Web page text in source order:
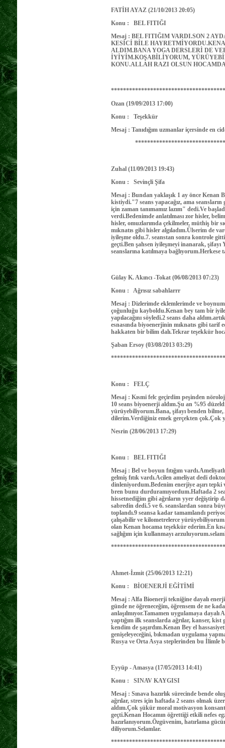
FATİH AYAZ (21/10/2013 20:05)
Konu : BEL FITIĞI
Mesaj : BEL FITIĞIM VARDI.SON 2
KESİCİ BİLE
ALDIM.BANA YOGA DERSLERİ DE
İYİYİM.KOŞABİLİYORUM,
KONU.ALLAH RAZI OLSUN
Ozan (19/09/2013 17:00)
Konu : Teşekkür
Mesaj : Tanıdığım uzmanlar içersinde en
Zuhal (11/09/2013 19:43)
Konu : Sevinçli Şifa
Mesaj : Bundan yaklaşık 1 ay önce Kenan
kistiydi."7 seans yapacağız, ama
için zaman tanımamız lazım" dedi.Ve
verdi.Bedenimde anlatılması zor hisler,
hisler, omuzlarımda çekilmeler, müthiş bir
mıknatıs gibi hisler algıladım.Ülserim de
iyileşme oldu.7. seanstan sonra kontrole
geçti.Ben şahsen iyileşmeyi inanarak,
seanslarına katılmaya
Gülay K. Akıncı -Tokat (06/08/2013 07:23)
Konu : Ağrısız sabahlarrr
Mesaj : Dizlerimde eklemlerimde ve
çoğunluğu kayboldu.Kenan bey tam bir
yapılacağını söyledi.2 seans daha
esnasında biyoenerjinin mıknatıs gibi tarif
hakkaten bir bilim dalı.Tekrar
Şaban Ersoy (03/08/2013 03:29)
Konu : FELÇ
Mesaj : Kısmi felc geçirdim peşinden
10 seans biyoenerji aldım.Şu an %95
yürüyebiliyorum.Bana, şifayı benden
dilerim.Verdiğiniz emek gerçekten çok.Çok
Nesrin (28/06/2013 17:29)
Konu : BEL FITIĞI
Mesaj : Bel ve boyun fıtığım
gelmiş fıtık vardı.Acilen ameliyat dedi
dinleniyordum.Bedenim enerjiye aşırı
bren bunu durduramıyordum.Haftada 2
hissetnediğim gibi ağrıların yyer değiştirip
sabredin dedi.5 ve 6. seanslardan sonra
toplandı.9 seansa kadar tamamlandı
çalışabilir ve kilometrelerce
olan Kenan hocama teşekkür ederim.En
sağlığım için kullanmayı
Ahmet-İzmit (25/06/2013 12:21)
Konu : BİOENERJİ EĞİTİMİ
Mesaj : Alfa Bioenerji tekniğine dayalı
günde ne öğreneceğim, öğrensem de ne
anlaşılmıyor.Tamamen uygulamaya
yaptığım ilk seanslarda ağrılar, kanser,
kendim de şaşırdım.Kenan Bey el
genişeleyeceğini, bıkmadan uygulama
Rusya ve Orta Asya steplerinden bu
Eyyüp - Amasya (17/05/2013 14:41)
Konu : SINAV KAYGISI
Mesaj : Sınava hazırlık sürecinde bende
ağrılar, stres için haftada 2 seans olmak
aldım.Çok şükür moral motivasyon
geçti.Kenan Hocamın öğrettiği etkili nefes
hazırlanıyorum.Özgüvenim, hatırlama
diliyorum.Selamlar.